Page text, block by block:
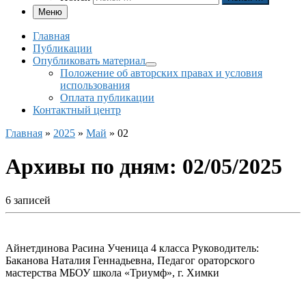
Меню
Главная
Публикации
Опубликовать материал
Положение об авторских правах и условия
использования
Оплата публикации
Контактный центр
Главная » 2025 » Май » 02
Архивы по дням: 02/05/2025
6 записей
Айнетдинова Расина Ученица 4 класса Руководитель:
Баканова Наталия Геннадьевна, Педагог ораторского
мастерства МБОУ школа «Триумф», г. Химки